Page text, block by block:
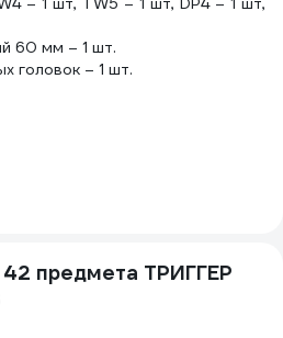
60 мм – 1 шт.
головок – 1 шт.
предмета ТРИГГЕР